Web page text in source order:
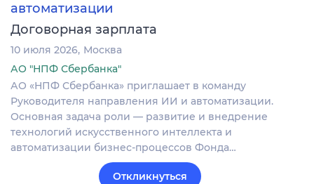
автоматизации
Договорная зарплата
10 июля 2026 Москва
АО "НПФ Сбербанка"
АО «НПФ Сбербанка» приглашает в команду
Руководителя направления ИИ и автоматизации.
Основная задача роли — развитие и внедрение
технологий искусственного интеллекта и
автоматизации бизнес-процессов Фонда…
Откликнуться